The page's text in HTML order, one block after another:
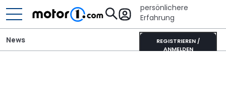
persönlichere
Erfahrung
REGISTRIEREN /
ANMELDEN
News